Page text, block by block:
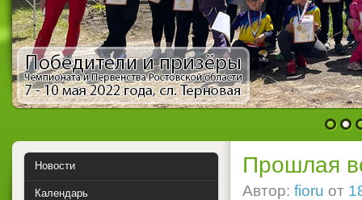
1 2
Прошлая
Автор: fioru от
Новости
Календарь